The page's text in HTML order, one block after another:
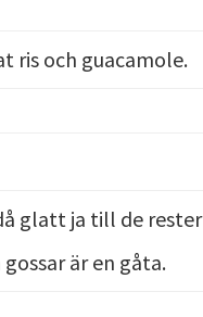
ris och guacamole.
glatt ja till de rester
är en gåta.